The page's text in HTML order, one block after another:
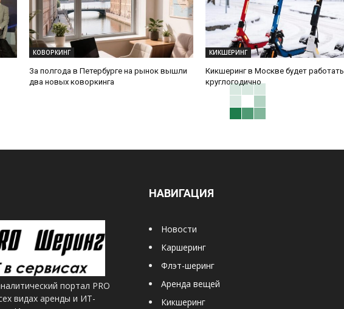
КОВОРКИНГ
За полгода в Петербурге на рынок вышли
два новых коворкинга
КИКШЕРИНГ
Кикшеринг в Москве будет работать
круглогодично
портал PRO
видах аренды и ИТ-
НАВИГАЦИЯ
Новости
Каршеринг
Флэт-шеринг
Аренда вещей
Кикшеринг